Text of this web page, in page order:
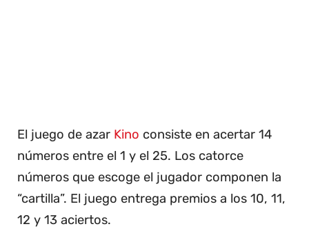
El juego de azar Kino consiste en acertar 14
números entre el 1 y el 25. Los catorce
números que escoge el jugador componen la
“cartilla”. El juego entrega premios a los 10, 11,
12 y 13 aciertos.